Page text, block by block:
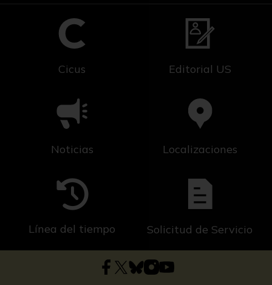
Cicus Editorial US
Noticias Localizaciones
Línea del tiempo Solicitud de Servicio